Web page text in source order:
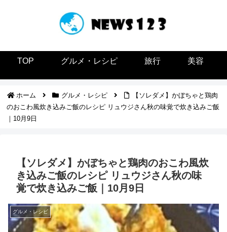
TOP グルメ・レシピ 旅行 美容
ホーム グルメ・レシピ
【ソレダメ】かぼちゃと鶏肉
のおこわ風炊き込みご飯のレシピ リュウジさん秋の味覚で炊き込みご飯
｜10月9日
【ソレダメ】かぼちゃと鶏肉のおこわ風炊
き込みご飯のレシピ リュウジさん秋の味
覚で炊き込みご飯｜10月9日
グルメ・レシピ